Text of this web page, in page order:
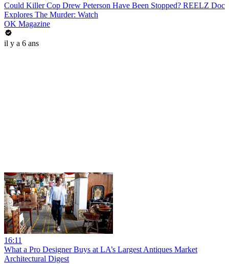
Could Killer Cop Drew Peterson Have Been Stopped? REELZ Doc
Explores The Murder: Watch
OK Magazine
il y a 6 ans
16:11
What a Pro Designer Buys at LA’s Largest Antiques Market
Architectural Digest